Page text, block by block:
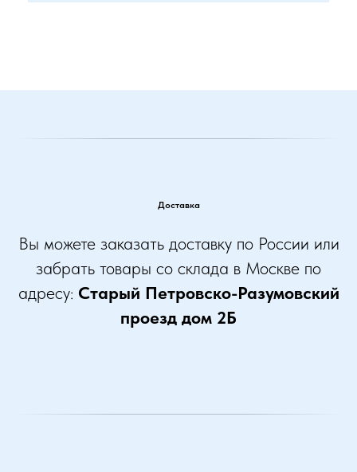
Доставка
Вы можете заказать доставку по России или
забрать товары со склада в Москве по
адресу: Старый Петровско-Разумовский
проезд дом 2Б